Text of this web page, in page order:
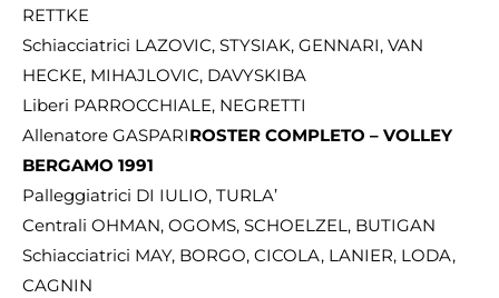
RETTKE
Schiacciatrici LAZOVIC, STYSIAK, GENNARI, VAN
HECKE, MIHAJLOVIC, DAVYSKIBA
Liberi PARROCCHIALE, NEGRETTI
Allenatore GASPARIROSTER COMPLETO – VOLLEY
BERGAMO 1991
Palleggiatrici DI IULIO, TURLA’
Centrali OHMAN, OGOMS, SCHOELZEL, BUTIGAN
Schiacciatrici MAY, BORGO, CICOLA, LANIER, LODA,
CAGNIN